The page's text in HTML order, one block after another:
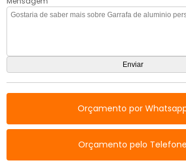
Orçamento por
Orçamento pelo Telefone